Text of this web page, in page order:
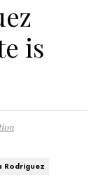
is
Rodriguez